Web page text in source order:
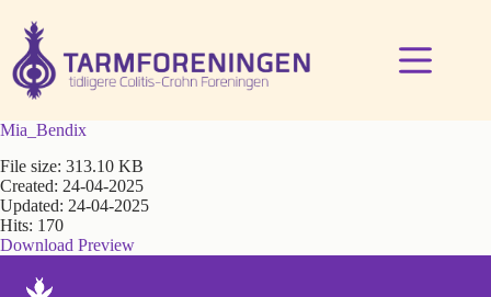
indhold
Mia_Bendix
File size: 313.10 KB
Created: 24-04-2025
Updated: 24-04-2025
Hits: 170
Download Preview